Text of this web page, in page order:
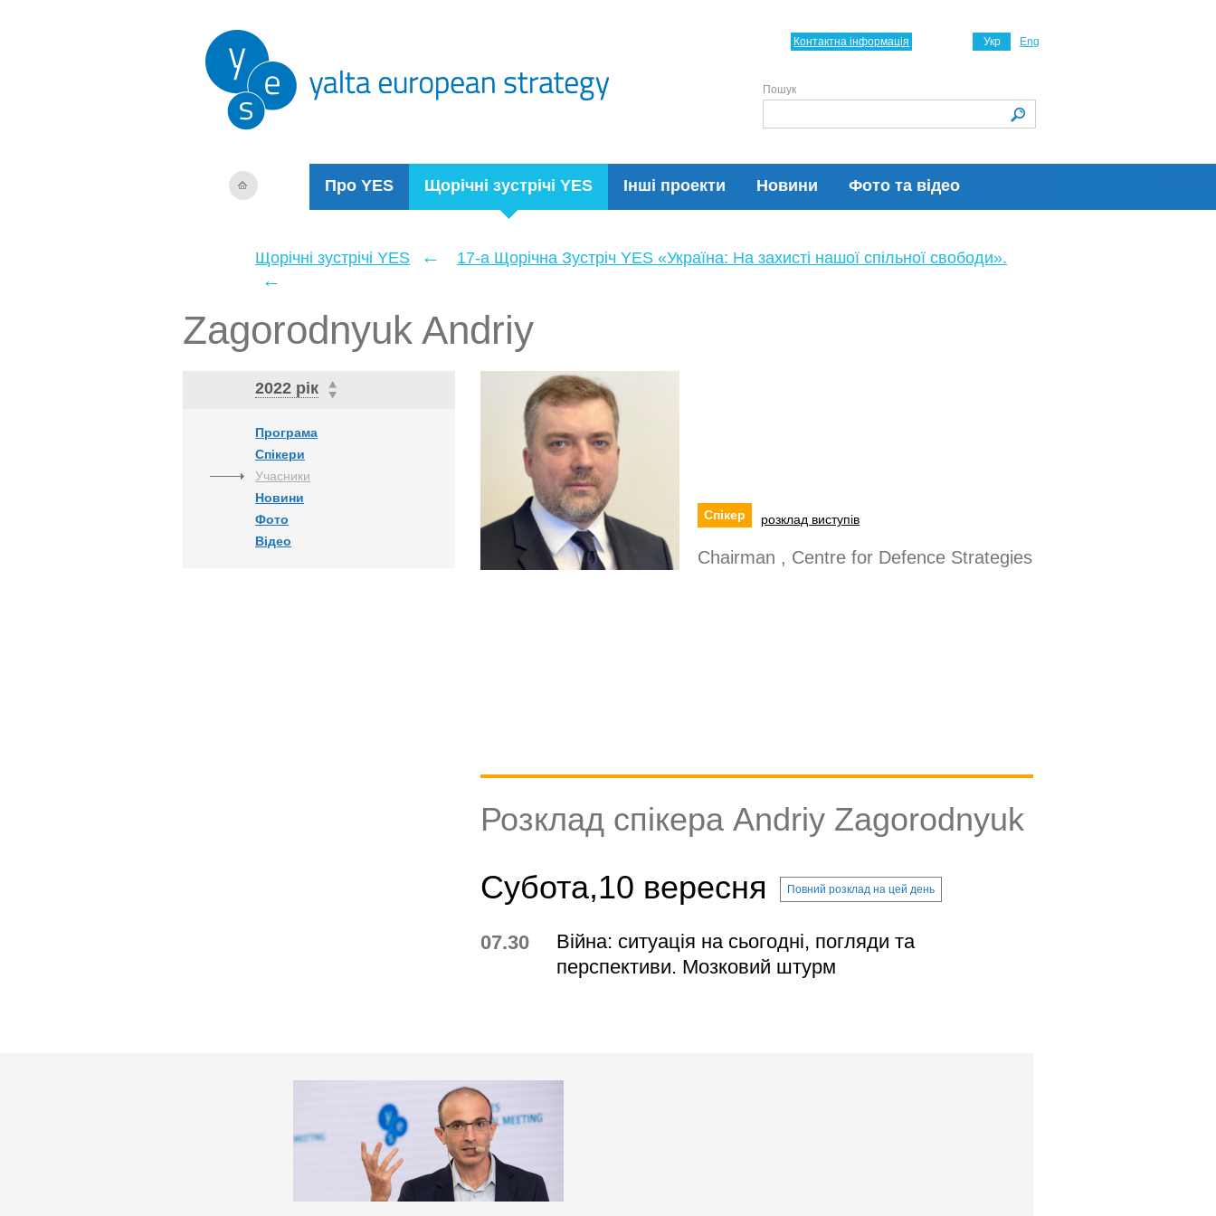
Про YES Щорічні зустрічі YES Інші проекти Новини Фото та відео
Укр Eng
Контактна інформація
Пошук
Щорічні зустрічі YES ← 17-а Щорічна Зустріч YES «Україна: На захисті нашої спільної свободи».
←
Zagorodnyuk Andriy
2022 рік
Програма
Спікери
Учасники
Новини
Фото
Відео
Спікер розклад виступів
Chairman , Centre for Defence Strategies
Розклад спікера Andriy Zagorodnyuk
Субота,10 вересня
Повний розклад на цей день
07.30
Війна: ситуація на сьогодні, погляди та
перспективи. Мозковий штурм